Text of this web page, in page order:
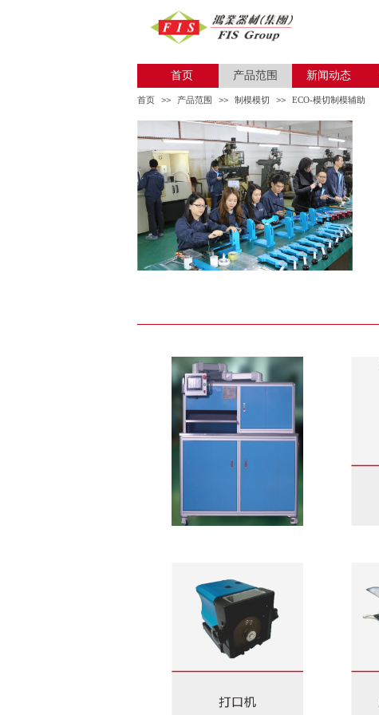
首页 产品范围 新闻动态
首页 >> 产品范围 >> 制模模切 >> ECO-模切制模辅助